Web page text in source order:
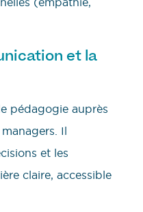
et la
pédagogie auprès
Il
et les
claire, accessible